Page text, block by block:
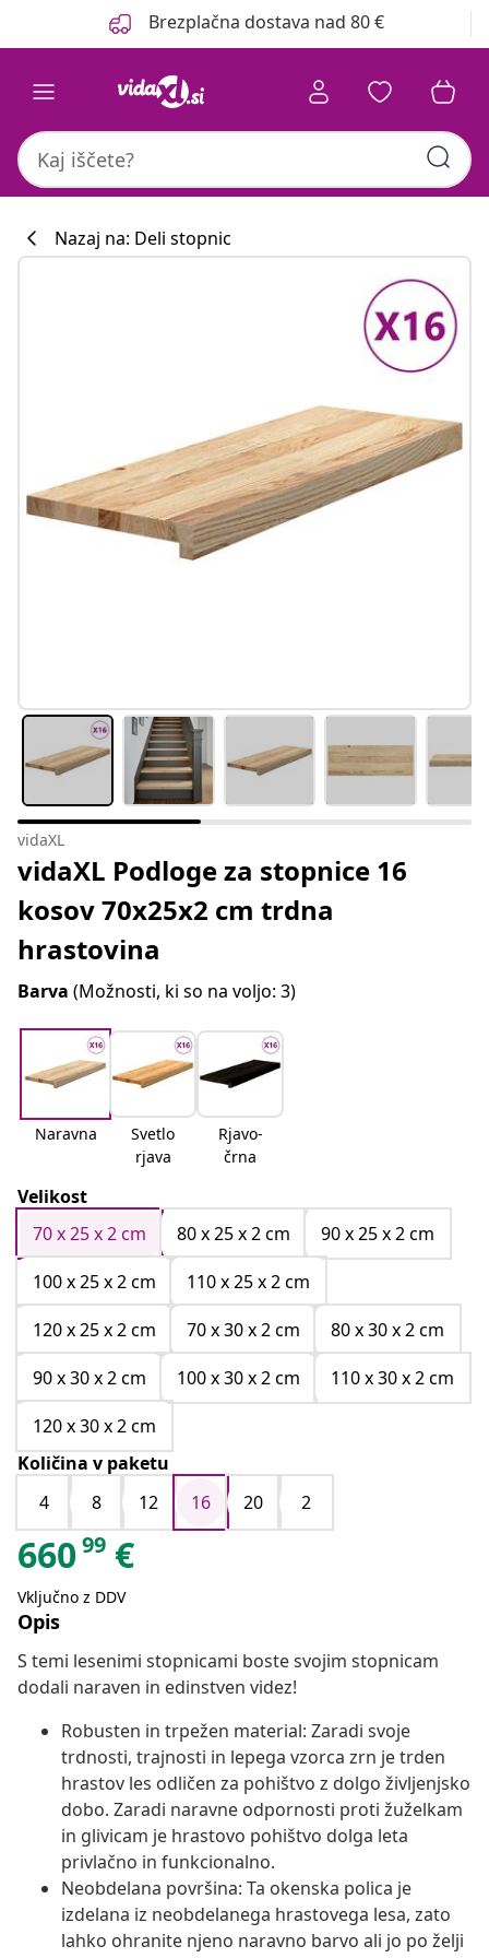
Brezplačna dostava nad 80 €
Nazaj na: Deli stopnic
vidaXL
vidaXL Podloge za stopnice 16
kosov 70x25x2 cm trdna
hrastovina
Barva (Možnosti, ki so na voljo: 3)
Naravna
Svetlo
rjava
Rjavo-
črna
Velikost
70 x 25 x 2 cm
80 x 25 x 2 cm
90 x 25 x 2 cm
100 x 25 x 2 cm
110 x 25 x 2 cm
120 x 25 x 2 cm
70 x 30 x 2 cm
80 x 30 x 2 cm
90 x 30 x 2 cm
100 x 30 x 2 cm
110 x 30 x 2 cm
120 x 30 x 2 cm
Količina v paketu
4
8 12 16 20 2
66099 €
Vključno z DDV
Opis
S temi lesenimi stopnicami boste svojim stopnicam
dodali naraven in edinstven videz!
Robusten in trpežen material: Zaradi svoje
trdnosti, trajnosti in lepega vzorca zrn je trden
hrastov les odličen za pohištvo z dolgo življenjsko
dobo. Zaradi naravne odpornosti proti žuželkam
in glivicam je hrastovo pohištvo dolga leta
privlačno in funkcionalno.
Neobdelana površina: Ta okenska polica je
izdelana iz neobdelanega hrastovega lesa, zato
lahko ohranite njeno naravno barvo ali jo po želji